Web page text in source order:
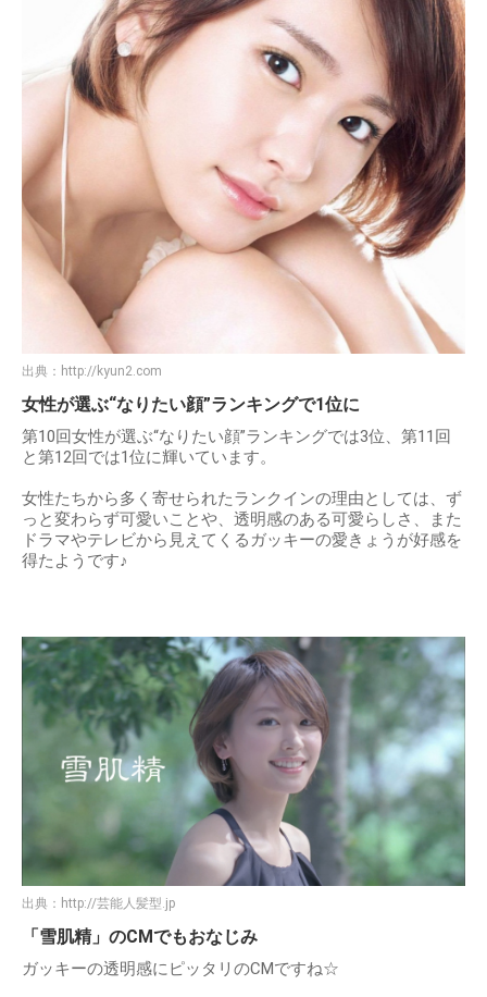
出典： http://kyun2.com
女性が選ぶ“なりたい顔”ランキングで1位に
第10回女性が選ぶ“なりたい顔”ランキングでは3位、第11回
と第12回では1位に輝いています。
女性たちから多く寄せられたランクインの理由としては、ず
っと変わらず可愛いことや、透明感のある可愛らしさ、また
ドラマやテレビから見えてくるガッキーの愛きょうが好感を
得たようです♪
出典： http://芸能人髪型.jp
「雪肌精」のCMでもおなじみ
ガッキーの透明感にピッタリのCMですね☆